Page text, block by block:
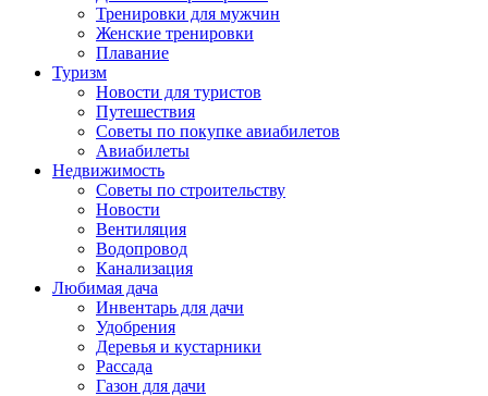
Тренировки для мужчин
Женские тренировки
Плавание
Туризм
Новости для туристов
Путешествия
Советы по покупке авиабилетов
Авиабилеты
Недвижимость
Советы по строительству
Новости
Вентиляция
Водопровод
Канализация
Любимая дача
Инвентарь для дачи
Удобрения
Деревья и кустарники
Рассада
Газон для дачи